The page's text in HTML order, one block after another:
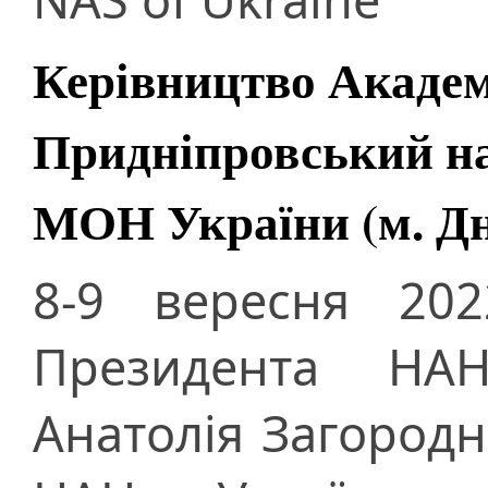
Керівництво
Придніпровський
МОН України (м.
8-9 вересня
Президента
Анатолія